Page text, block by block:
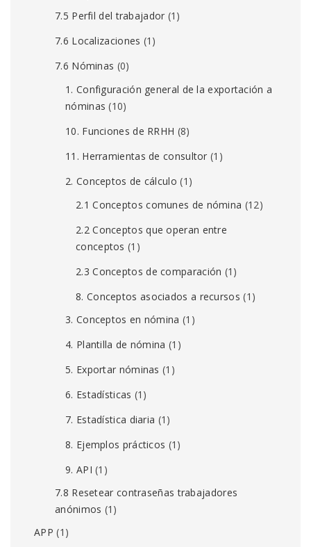
7.5 Perfil del trabajador (1)
7.6 Localizaciones (1)
7.6 Nóminas (0)
1. Configuración general de la exportación a
nóminas (10)
10. Funciones de RRHH (8)
11. Herramientas de consultor (1)
2. Conceptos de cálculo (1)
2.1 Conceptos comunes de nómina (12)
2.2 Conceptos que operan entre
conceptos (1)
2.3 Conceptos de comparación (1)
8. Conceptos asociados a recursos (1)
3. Conceptos en nómina (1)
4. Plantilla de nómina (1)
5. Exportar nóminas (1)
6. Estadísticas (1)
7. Estadística diaria (1)
8. Ejemplos prácticos (1)
9. API (1)
7.8 Resetear contraseñas trabajadores
anónimos (1)
APP (1)